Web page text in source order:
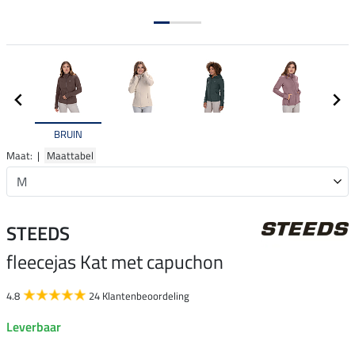
BRUIN
Maat: | Maattabel
STEEDS
fleecejas Kat met capuchon
4.8 24 Klantenbeoordeling
Leverbaar